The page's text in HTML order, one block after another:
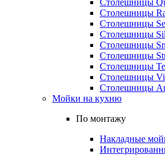
Столешницы
Столешницы
Столешницы
Столешницы
Столешницы
Столешницы
Столешницы
Столешницы
Столешницы
Мойки на кухню
По монтажу
Накладные